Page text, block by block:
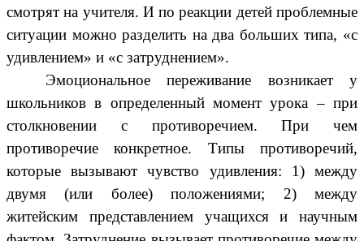
смотрят на учителя. И по реакции детей проблемные
ситуации можно разделить на два больших типа, «с
удивлением» и «с затруднением».
Эмоциональное переживание возникает у
школьников в определенный момент урока – при
столкновении с противоречием. При чем
противоречие конкретное. Типы противоречий,
которые вызывают чувство удивления: 1) между
двумя (или более) положениями; 2) между
житейским представлением учащихся и научным